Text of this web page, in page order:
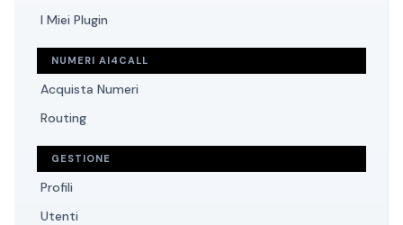
I Miei Plugin
NUMERI AI4CALL
Acquista Numeri
Routing
GESTIONE
Profili
Utenti